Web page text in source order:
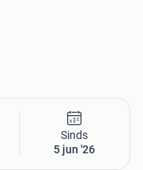
Sinds
5 jun '26